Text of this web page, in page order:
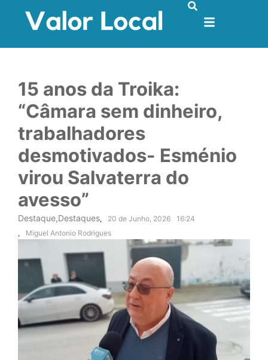
15 anos da Troika:
“Câmara sem dinheiro,
trabalhadores
desmotivados- Esménio
virou Salvaterra do
avesso”
Destaque,Destaques, 20 de Junho, 2026
16:24
,
Miguel Antonio Rodrigues